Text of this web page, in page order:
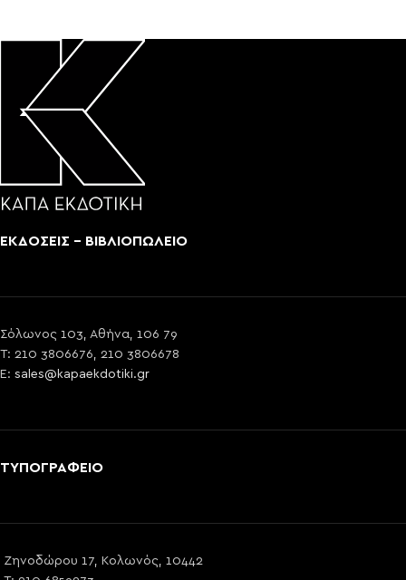
ΕΚΔΟΣΕΙΣ - ΒΙΒΛΙΟΠΩΛΕΙΟ
Σόλωνος 103, Αθήνα, 106 79
T: 210 3806676, 210 3806678
E: sales@kapaekdotiki.gr
ΤΥΠΟΓΡΑΦΕΙΟ
Ζηνοδώρου 17, Κολωνός, 10442